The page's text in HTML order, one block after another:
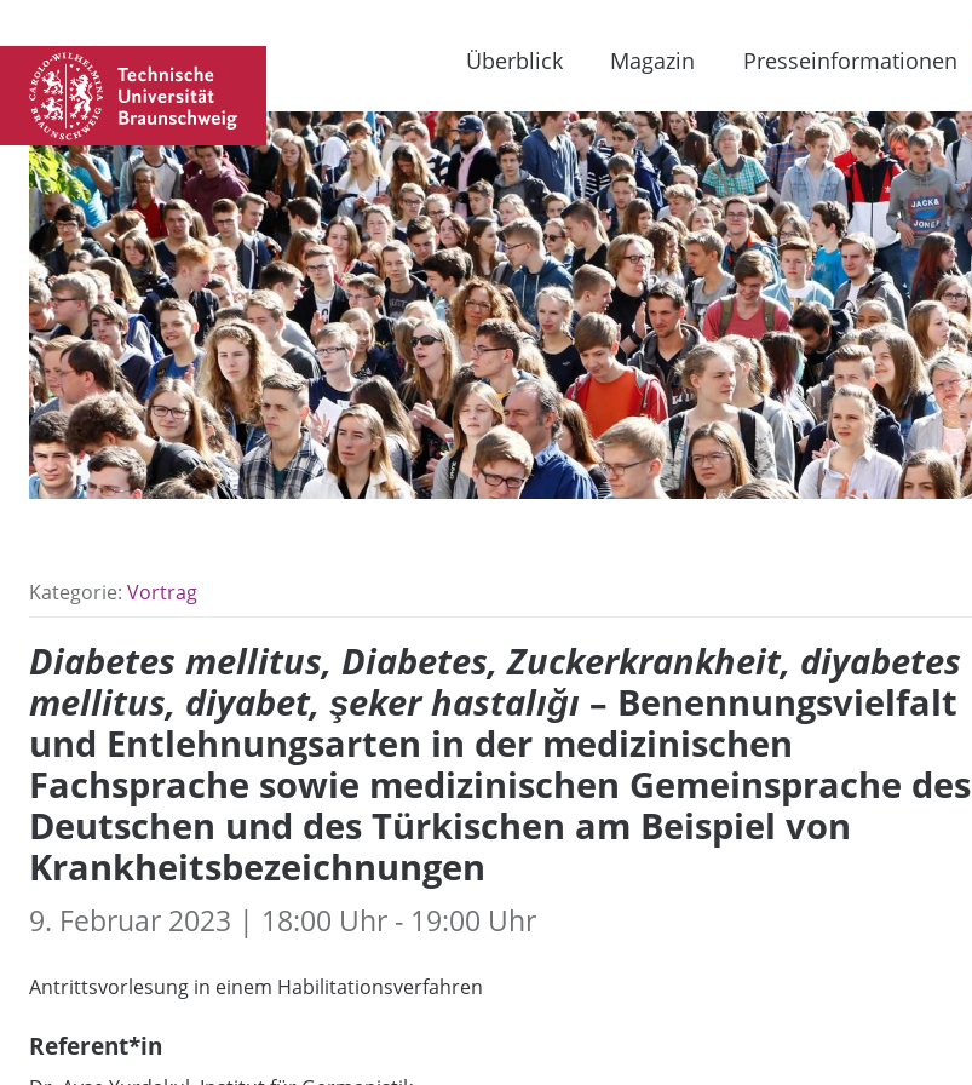
Überblick Magazin Presseinformationen
Kategorie: Vortrag
Diabetes mellitus, Diabetes, Zuckerkrankheit, diyabetes
mellitus, diyabet, şeker hastalığı – Benennungsvielfalt
und Entlehnungsarten in der medizinischen
Fachsprache sowie medizinischen Gemeinsprache des
Deutschen und des Türkischen am Beispiel von
Krankheitsbezeichnungen
9. Februar 2023 | 18:00 Uhr - 19:00 Uhr
Antrittsvorlesung in einem Habilitationsverfahren
Referent*in